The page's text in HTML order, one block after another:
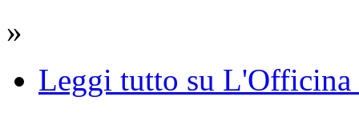
»
Leggi tutto su